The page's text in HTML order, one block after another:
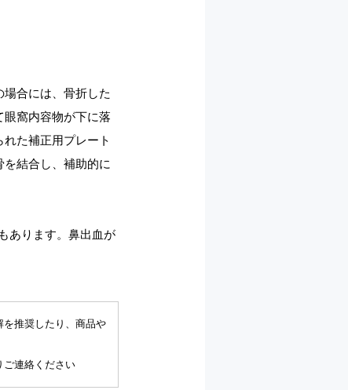
合には、骨折した
窩内容物が下に落
た補正用プレート
結合し、補助的に
あります。鼻出血が
推奨したり、商品や
ご連絡ください